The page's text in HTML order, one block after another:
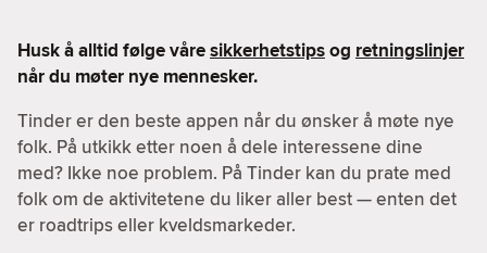
Husk å alltid følge våresikkerhetstipsog retningslinjer
når du møter nye mennesker.
Tinder er den beste appen når du ønsker å møte nye
folk. På utkikk etter noen å dele interessene dine
med? Ikke noe problem. På Tinder kan du prate med
folk om de aktivitetene du liker aller best — enten det
er roadtrips eller kveldsmarkeder.